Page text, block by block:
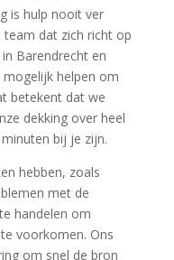
is hulp nooit ver
team dat zich richt op
Barendrecht en
mogelijk helpen om
betekent dat we
dekking over heel
bij je zijn.​
hebben, zoals
met de
handelen om
voorkomen.​ Ons
om snel de bron